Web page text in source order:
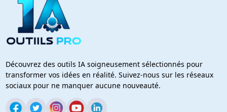
Découvrez des outils IA soigneusement sélectionnés pour
transformer vos idées en réalité. Suivez-nous sur les réseaux
sociaux pour ne manquer aucune nouveauté.